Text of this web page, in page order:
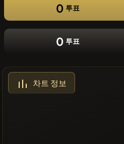
0 투표
0 투표
차트 정보